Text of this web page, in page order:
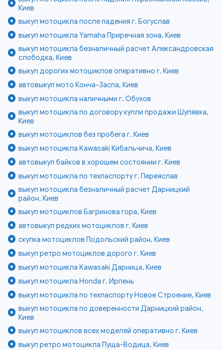
Киев
выкуп мотоцикла после падения г. Богуслав
выкуп мотоцикла Yamaha Приречная зона, Киев
выкуп мотоцикла безналичный расчет Александровская
слободка, Киев
выкуп дорогих мотоциклов оперативно г. Киев
автовыкуп мото Конча-Заспа, Киев
выкуп мотоцикла наличными г. Обухов
выкуп мотоцикла по договору купли продажи Шулявка,
Киев
выкуп мотоциклов без пробега г. Киев
выкуп мотоцикла Kawasaki Кибальчича, Киев
автовыкуп байков в хорошем состоянии г. Киев
выкуп мотоцикла по техпаспорту г. Переяслав
выкуп мотоцикла безналичный расчет Дарницкий
район, Киев
выкуп мотоциклов Багринова гора, Киев
автовыкуп редких мотоциклов г. Киев
скупка мотоциклов Подольский район, Киев
выкуп ретро мотоциклов дорого г. Киев
выкуп мотоцикла Kawasaki Дарница, Киев
выкуп мотоцикла Honda г. Ирпень
выкуп мотоцикла по техпаспорту Новое Строение, Киев
выкуп мотоцикла по доверенности Дарницкий район,
Киев
выкуп мотоциклов всех моделей оперативно г. Киев
выкуп ретро мотоцикла Пуща-Водица, Киев